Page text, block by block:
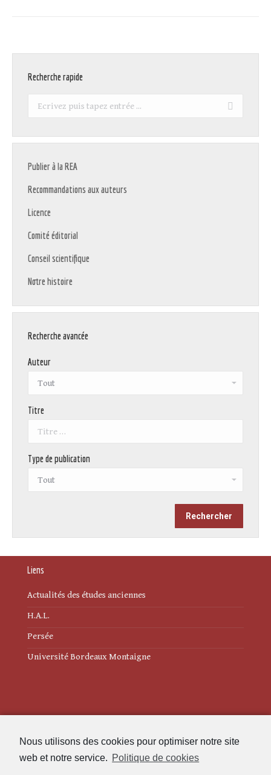
Nous utilisons des cookies pour optimiser notre site
web et notre service. Politique de cookies
Recherche rapide
Recherche
Publier à la REA
Recommandations aux auteurs
Licence
Comité éditorial
Conseil scientifique
Notre histoire
Recherche avancée
Auteur
Titre
Type de publication
Liens
Actualités des études anciennes
H.A.L.
Persée
Université Bordeaux Montaigne
Politique de cookies (UE)